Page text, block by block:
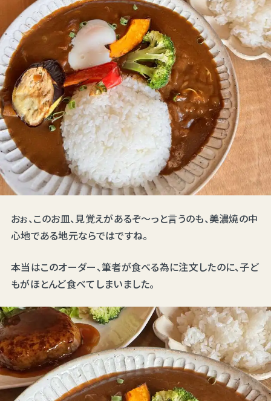
おぉ、このお皿、見覚えがあるぞ～っと言うのも、美濃焼の中
心地である地元ならではですね。
本当はこのオーダー、筆者が食べる為に注文したのに、子ど
もがほとんど食べてしまいました。